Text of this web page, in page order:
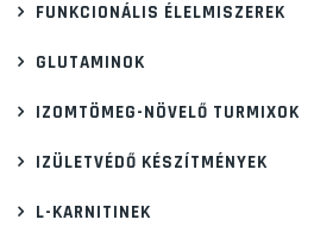
FUNKCIONÁLIS ÉLELMISZEREK
GLUTAMINOK
IZOMTÖMEG-NÖVELŐ TURMIXOK
IZÜLETVÉDŐ KÉSZÍTMÉNYEK
L-KARNITINEK